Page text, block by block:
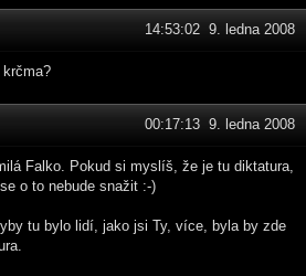
14:53:02 9. ledna 2008
krčma?
00:17:13 9. ledna 2008
Falko. Pokud si myslíš, že je tu diktatura,
o to nebude snažit :-)
tu bylo lidí, jako jsi Ty, více, byla by zde